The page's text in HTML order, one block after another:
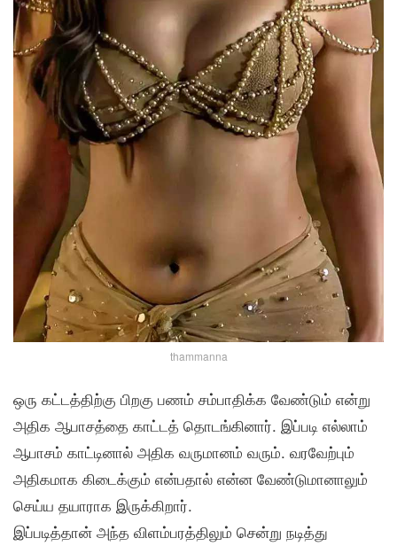
thammanna
ஒரு கட்டத்திற்கு பிறகு பணம் சம்பாதிக்க வேண்டும் என்று
அதிக ஆபாசத்தை காட்டத் தொடங்கினார். இப்படி எல்லாம்
ஆபாசம் காட்டினால் அதிக வருமானம் வரும். வரவேற்பும்
அதிகமாக கிடைக்கும் என்பதால் என்ன வேண்டுமானாலும்
செய்ய தயாராக இருக்கிறார்.
இப்படித்தான் அந்த விளம்பரத்திலும் சென்று நடித்து